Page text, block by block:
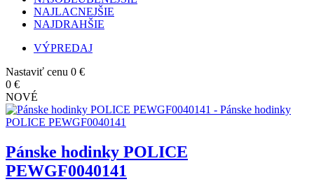
NAJLACNEJŠIE
NAJDRAHŠIE
VÝPREDAJ
Nastaviť cenu 0 €
0 €
NOVÉ
Pánske hodinky POLICE
PEWGF0040141